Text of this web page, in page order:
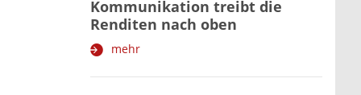
Kommunikation treibt die
Renditen nach oben
mehr